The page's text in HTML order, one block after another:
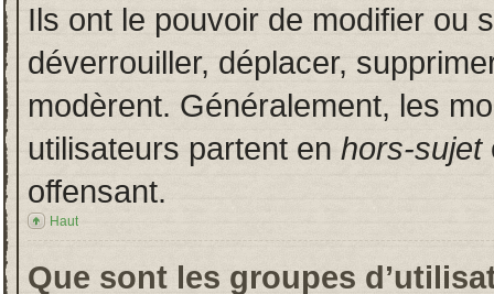
Ils ont le pouvoir de modifier ou
déverrouiller, déplacer,
modèrent. Généralement, les
utilisateurs partent en hors-sujet
offensant.
Haut
Que sont les groupes